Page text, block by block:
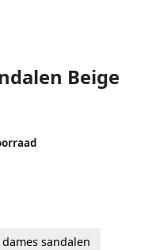
Beige
dames sandalen